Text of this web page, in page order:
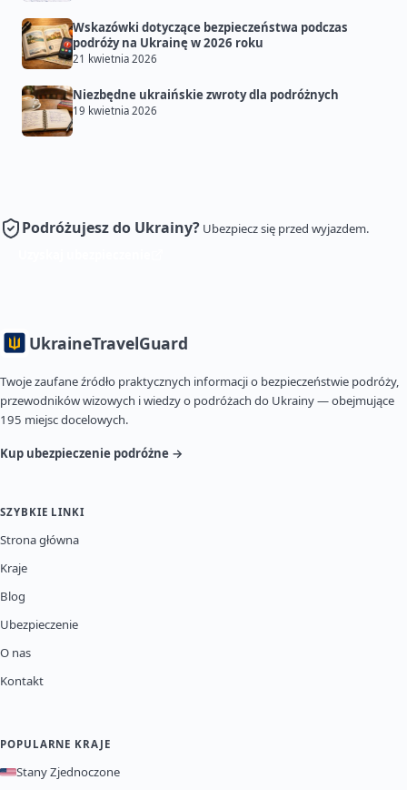
Wskazówki dotyczące bezpieczeństwa podczas
podróży na Ukrainę w 2026 roku
21 kwietnia 2026
Niezbędne ukraińskie zwroty dla podróżnych
19 kwietnia 2026
Podróżujesz do Ukrainy? Ubezpiecz się przed wyjazdem.
UkraineTravelGuard
Twoje zaufane źródło praktycznych informacji o bezpieczeństwie podróży,
przewodników wizowych i wiedzy o podróżach do Ukrainy — obejmujące
195 miejsc docelowych.
Kup ubezpieczenie podróżne →
SZYBKIE LINKI
Strona główna
Kraje
Blog
Ubezpieczenie
O nas
Kontakt
POPULARNE KRAJE
Stany Zjednoczone